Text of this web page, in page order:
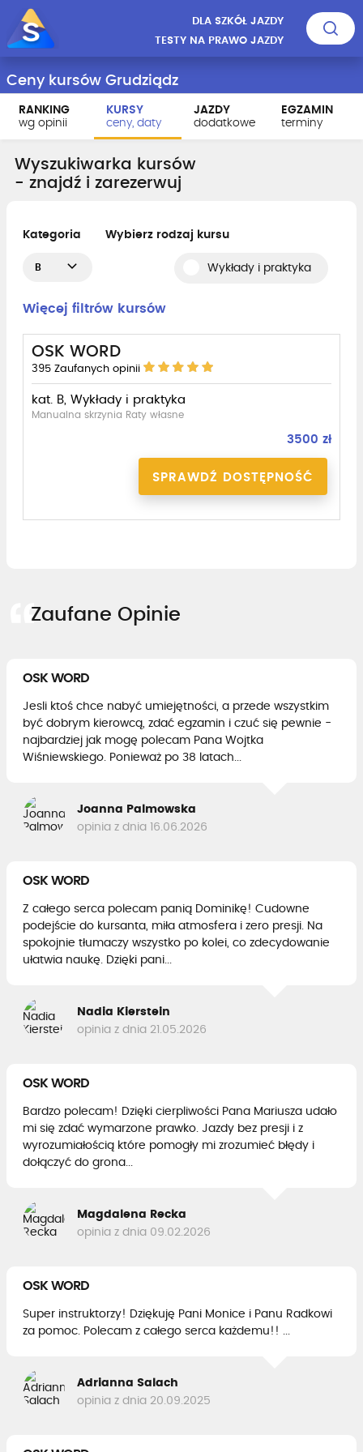
DLA SZKÓŁ JAZDY
TESTY NA PRAWO JAZDY
Ceny kursów Grudziądz
RANKING
wg opinii
KURSY
ceny, daty
JAZDY
dodatkowe
EGZAMIN
terminy
Wyszukiwarka kursów
- znajdź i zarezerwuj
Kategoria
B
Wybierz rodzaj kursu
Wykłady i praktyka
Więcej filtrów kursów
OSK WORD
395 Zaufanych opinii
kat. B, Wykłady i praktyka
Manualna skrzynia Raty własne
3500 zł
SPRAWDŹ DOSTĘPNOŚĆ
Zaufane Opinie
OSK WORD
Jesli ktoś chce nabyć umiejętności, a przede wszystkim
być dobrym kierowcą, zdać egzamin i czuć się pewnie -
najbardziej jak mogę polecam Pana Wojtka
Wiśniewskiego. Ponieważ po 38 latach...
Joanna Palmowska
opinia z dnia 16.06.2026
OSK WORD
Z całego serca polecam panią Dominikę! Cudowne
podejście do kursanta, miła atmosfera i zero presji. Na
spokojnie tłumaczy wszystko po kolei, co zdecydowanie
ułatwia naukę. Dzięki pani...
Nadia Kierstein
opinia z dnia 21.05.2026
OSK WORD
Bardzo polecam! Dzięki cierpliwości Pana Mariusza udało
mi się zdać wymarzone prawko. Jazdy bez presji i z
wyrozumiałością które pomogły mi zrozumieć błędy i
dołączyć do grona...
Magdalena Recka
opinia z dnia 09.02.2026
OSK WORD
Super instruktorzy! Dziękuję Pani Monice i Panu Radkowi
za pomoc. Polecam z całego serca każdemu!! ...
Adrianna Salach
opinia z dnia 20.09.2025